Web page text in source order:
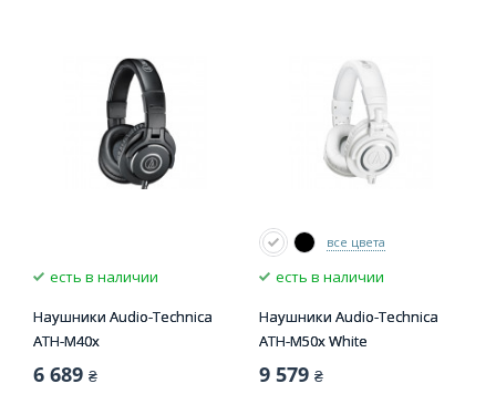
есть в наличии
Наушники Audio-Technica
ATH-M40x
6 689 ₴
все цвета
есть в наличии
Наушники Audio-Technica
ATH-M50x White
9 579 ₴